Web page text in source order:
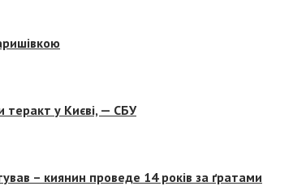
теракт у Києві, — СБУ
– киянин проведе 14 років за ґратами